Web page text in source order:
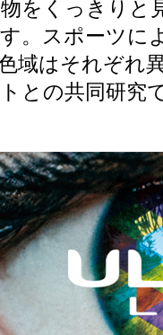
をくっきりと
。スポーツに
域はそれぞれ
との共同研究